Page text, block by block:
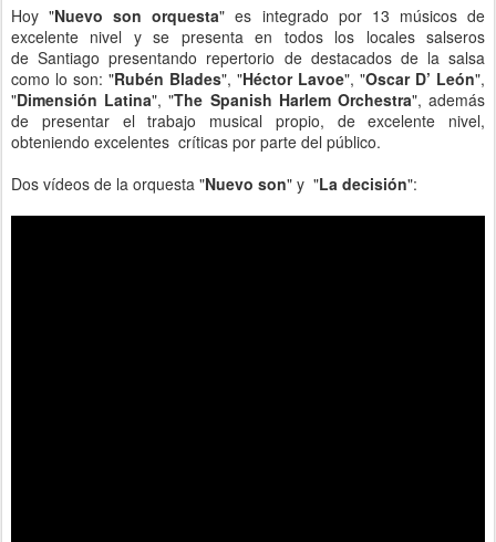
Hoy"Nuevo son orquesta" es integrado por 13 músicos de
excelente nivel y se presenta en todos los locales salseros
de Santiago presentando repertorio de destacados de la salsa
como lo son: "Rubén Blades", "Héctor Lavoe", "Oscar D’ León",
"Dimensión Latina", "The Spanish Harlem Orchestra", además
de presentar el trabajo musical propio, de excelente nivel,
obteniendo excelentes críticas por parte del público.
Dos vídeos de la orquesta "Nuevo son" y "La decisión":